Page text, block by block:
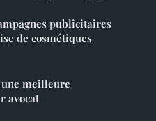
publicitaires
de cosmétiques
une meilleure
avocat